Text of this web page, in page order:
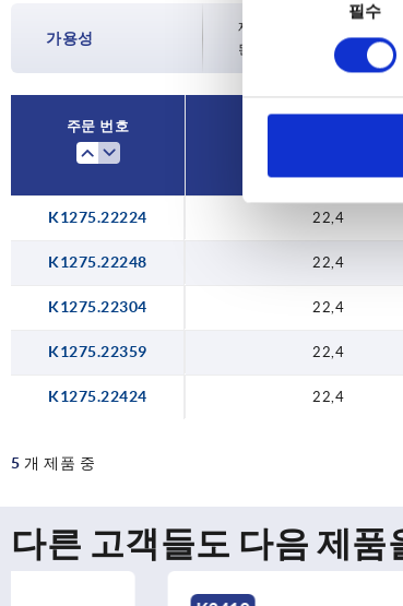
필수
가용성
재고 현황은 하루에 여러
된 배송일을 확인하실 수 있
주문 번호
K1275.22224 22,4
K1275.22248 22,4
K1275.22304 22,4
K1275.22359 22,4
K1275.22424 22,4
5 개 제품 중
다른 고객들도 다음 제품